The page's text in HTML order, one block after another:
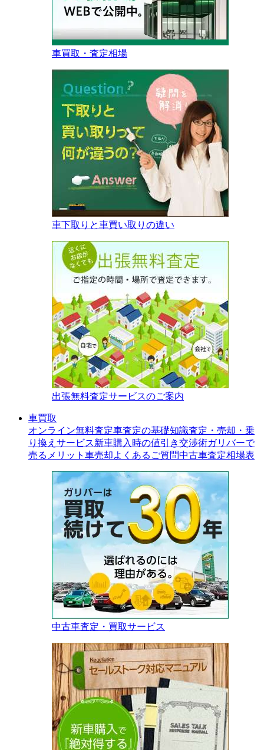
車買取・査定相場
車下取りと車買い取りの違い
出張無料査定サービスのご案内
車買取
オンライン無料査定車査定の基礎知識査定・売却・乗
り換えサービス新車購入時の値引き交渉術ガリバーで
売るメリット 車売却よくあるご質問中古車査定相場表
中古車査定・買取サービス